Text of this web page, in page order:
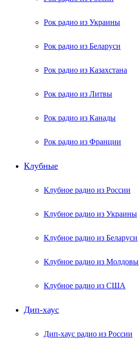
Рок радио из Украины
Рок радио из Беларуси
Рок радио из Казахстана
Рок радио из Литвы
Рок радио из Канады
Рок радио из Франции
Клубные
Клубное радио из России
Клубное радио из Украины
Клубное радио из Беларуси
Клубное радио из Молдовы
Клубное радио из США
Дип-хаус
Дип-хаус радио из России